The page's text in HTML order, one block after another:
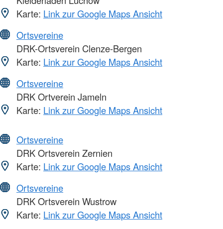
Karte: Link zur Google Maps Ansicht
Ortsvereine
DRK-Ortsverein Clenze-Bergen
Karte: Link zur Google Maps Ansicht
Ortsvereine
DRK Ortverein Jameln
Karte: Link zur Google Maps Ansicht
Ortsvereine
DRK Ortsverein Zernien
Karte: Link zur Google Maps Ansicht
Ortsvereine
DRK Ortsverein Wustrow
Karte: Link zur Google Maps Ansicht